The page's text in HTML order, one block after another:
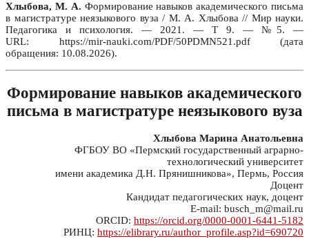
Хлыбова, М. А. Формирование навыков академического письма
в магистратуре неязыкового вуза / М. А. Хлыбова // Мир науки.
Педагогика и психология. — 2021. — Т 9. — №5. —
URL: https://mir-nauki.com/PDF/50PDMN521.pdf (дата
обращения: 10.08.2026).
Формирование навыков академического
письма в магистратуре неязыкового вуза
Хлыбова Марина Анатольевна
ФГБОУ ВО «Пермский государственный аграрно-
технологический университет
имени академика Д.Н. Прянишникова», Пермь, Россия
Доцент
Кандидат педагогических наук, доцент
E-mail: busch_m@mail.ru
ORCID: https://orcid.org/0000-0001-6441-5182
РИНЦ: https://elibrary.ru/author_profile.asp?id=690720